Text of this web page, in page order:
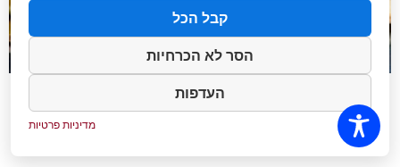
קבל הכל
הסר לא הכרחיות
העדפות
מדיניות פרטיות